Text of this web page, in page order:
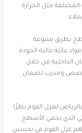
مثل الحرارة
بطرق متنوعة
عازلة عالية الجودة
الداخلية من خلال
ومدرب لضمان
لعزل الفوم نظرًا
الذي يحمي الأسطح
عزل الفوم في تحسين